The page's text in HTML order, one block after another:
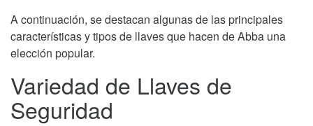
A continuación, se destacan algunas de las principales
características y tipos de llaves que hacen de Abba una
elección popular.
Variedad de Llaves de
Seguridad